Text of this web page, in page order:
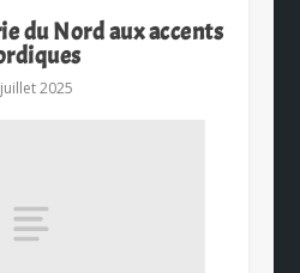
du Nord aux accents
2025